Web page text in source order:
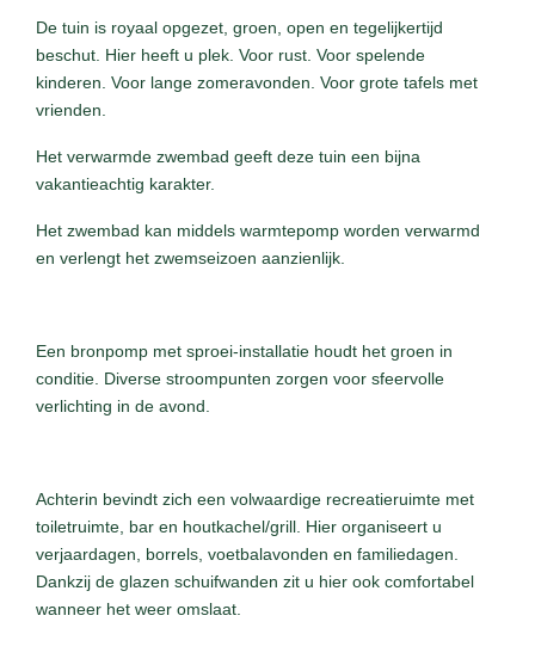
De tuin is royaal opgezet, groen, open en tegelijkertijd
beschut. Hier heeft u plek. Voor rust. Voor spelende
kinderen. Voor lange zomeravonden. Voor grote tafels met
vrienden.
Het verwarmde zwembad geeft deze tuin een bijna
vakantieachtig karakter.
Het zwembad kan middels warmtepomp worden verwarmd
en verlengt het zwemseizoen aanzienlijk.
Een bronpomp met sproei-installatie houdt het groen in
conditie. Diverse stroompunten zorgen voor sfeervolle
verlichting in de avond.
Achterin bevindt zich een volwaardige recreatieruimte met
toiletruimte, bar en houtkachel/grill. Hier organiseert u
verjaardagen, borrels, voetbalavonden en familiedagen.
Dankzij de glazen schuifwanden zit u hier ook comfortabel
wanneer het weer omslaat.